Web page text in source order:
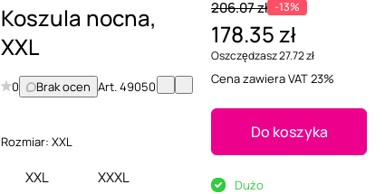
Koszula nocna,
XXL
0 Brak ocen Art.49050
Rozmiar: XXL
XXL XXXL
206.07 zł -13%
178.35 zł
Oszczędzasz 27.72 zł
Cena zawiera VAT 23%
Do koszyka
Dużo